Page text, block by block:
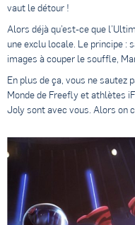
vaut le détour !
Alors déjà qu’est-ce que
une exclu locale. Le principe :
images à couper le souffle,
En plus de ça, vous ne sautez
Monde de Freefly et athlètes
Joly sont avec vous. Alors on